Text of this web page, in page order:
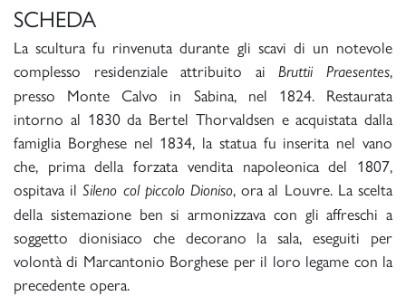
SCHEDA
La scultura fu rinvenuta durante gli scavi di un notevole
complesso residenziale attribuito aiBruttii Praesentes,
presso Monte Calvo in Sabina, nel 1824. Restaurata
intorno al 1830 da Bertel Thorvaldsen e acquistata dalla
famiglia Borghese nel 1834, la statua fu inserita nel vano
che, prima della forzata vendita napoleonica del 1807,
ospitava ilSileno col piccolo Dioniso, ora al Louvre. La scelta
della sistemazione ben si armonizzava con gli affreschi a
soggetto dionisiaco che decorano la sala, eseguiti per
volontà di Marcantonio Borghese per il loro legame con la
precedente opera.